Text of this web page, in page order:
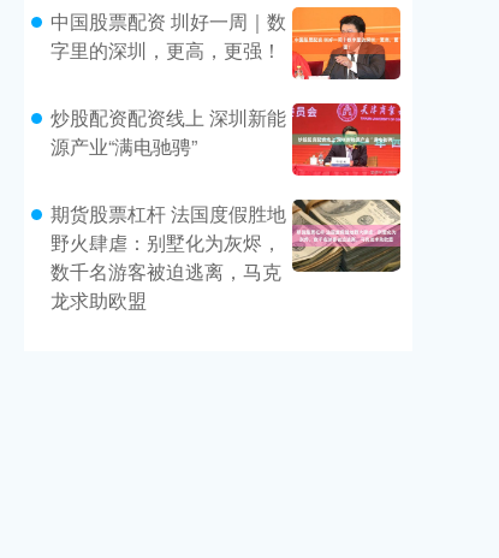
中国股票配资 圳好一周｜数
字里的深圳，更高，更强！
炒股配资配资线上 深圳新能
源产业“满电驰骋”
期货股票杠杆 法国度假胜地
野火肆虐：别墅化为灰烬，
数千名游客被迫逃离，马克
龙求助欧盟